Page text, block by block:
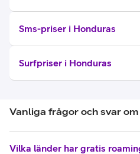
Sms-priser i Honduras
Surfpriser i Honduras
Vanliga frågor och svar
Vilka länder har gratis